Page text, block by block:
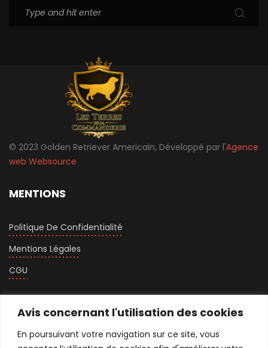
Avis concernant l'utilisation des cookies
En poursuivant votre navigation sur ce site, vous
© 2023 Golden Retriever Americain, Développé par l'Agence
web Websource
MENTIONS
Politique De Confidentialité
Mentions Légales
CGU
CONTACTEZ-MOI